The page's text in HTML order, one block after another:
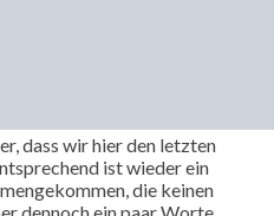
dass wir hier den letzten
ist wieder ein
die keinen